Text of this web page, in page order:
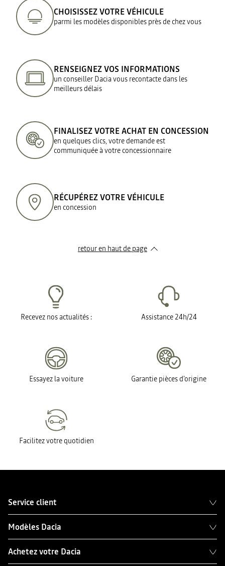
CHOISISSEZ VOTRE VÉHICULE
parmi les modèles disponibles près de chez vous
RENSEIGNEZ VOS INFORMATIONS
un conseiller Dacia vous recontacte dans les
meilleurs délais
FINALISEZ VOTRE ACHAT EN CONCESSION
en quelques clics, votre demande est
communiquée à votre concessionnaire
RÉCUPÉREZ VOTRE VÉHICULE
en concession
retour en haut de page​
Recevez nos actualités : Assistance 24h/24
Essayez la voiture Garantie pièces d'origine
Facilitez votre quotidien
Service client
Modèles Dacia
Achetez votre Dacia